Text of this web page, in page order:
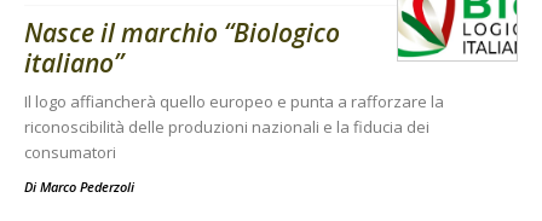
Nasce il marchio “Biologico
italiano”
Il logo affiancherà quello europeo e punta a rafforzare la
riconoscibilità delle produzioni nazionali e la fiducia dei
consumatori
Di Marco Pederzoli